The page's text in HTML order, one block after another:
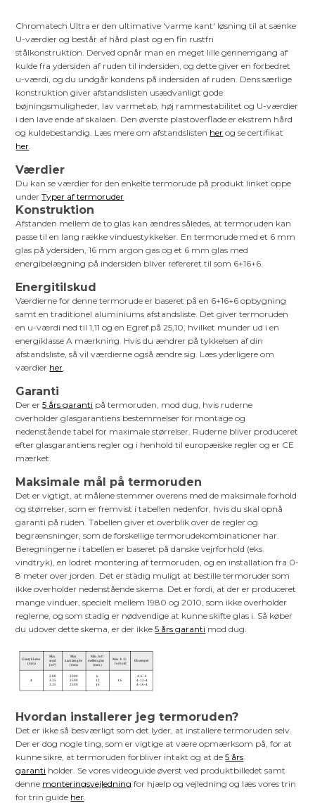
Chromatech Ultra er den ultimative 'varme kant' løsning til at sænke
U-værdier og består af hård plast og en fin rustfri
stålkonstruktion. Derved opnår man en meget lille gennemgang af
kulde fra ydersiden af ruden til indersiden, og dette giver en forbedret
u-værdi, og du undgår kondens på indersiden af ruden. Dens særlige
konstruktion giver afstandslisten usædvanligt gode
bøjningsmuligheder, lav varmetab, høj rammestabilitet og U-værdier
i den lave ende af skalaen. Den øverste plastoverflade er ekstrem hård
og kuldebestandig. Læs mere om afstandslisten her og se certifikat
her
Værdier
Du kan se værdier for den enkelte termorude på produkt linket oppe
underTyper af termoruder
Konstruktion
Afstanden mellem de to glas kan ændres således, at termoruden kan
passe til en lang række vinduestykkelser. En termorude med et 6 mm
glas på ydersiden, 16 mm argon gas og et 6 mm glas med
energibelægning på indersiden bliver refereret til som 6+16+6.
Energitilskud
Værdierne for denne termorude er baseret på en 6+16+6 opbygning
samt en traditionel aluminiums afstandsliste. Det giver termoruden
en u-værdi ned til 1,11 og en Egref på 25,10, hvilket munder ud i en
energiklasse A mærkning. Hvis du ændrer på tykkelsen af din
afstandsliste, så vil værdierne også ændre sig. Læs yderligere om
værdier her
Garanti
Der er5 års garanti på termoruden, mod dug, hvis ruderne
overholder glasgarantiens bestemmelser for montage og
nedenstående tabel for maximale størrelser. Ruderne bliver produceret
efter glasgarantiens regler og i henhold til europæiske regler og er CE
mærket.
Maksimale mål på termoruden
Det er vigtigt, at målene stemmer overens med de maksimale forhold
og størrelser, som er fremvist i tabellen nedenfor, hvis du skal opnå
garanti på ruden. Tabellen giver et overblik over de regler og
begrænsninger, som de forskellige termorudekombinationer har.
Beregningerne i tabellen er baseret på danske vejrforhold (eks.
vindtryk), en lodret montering af termoruden, og en installation fra 0-
8 meter over jorden. Det er stadig muligt at bestille termoruder som
ikke overholder nedenstående skema. Det er fordi, at der er produceret
mange vinduer, specielt mellem 1980 og 2010, som ikke overholder
reglerne, og som stadig er nødvendige at kunne skifte glas i. Så køber
du udover dette skema, er der ikke5 års garanti mod dug.
Hvordan installerer jeg termoruden?
Det er ikke så besværligt som det lyder, at installere termoruden selv.
Der er dog nogle ting, som er vigtige at være opmærksom på, for at
kunne sikre, at termoruden forbliver intakt og at de5 års
garanti holder. Se vores videoguide øverst ved produktbilledet samt
denne monteringsvejledning for hjælp og vejledning og læs vores trin
for trin guide her